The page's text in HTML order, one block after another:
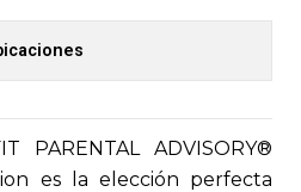
PARENTAL ADVISORY®
es la elección perfecta